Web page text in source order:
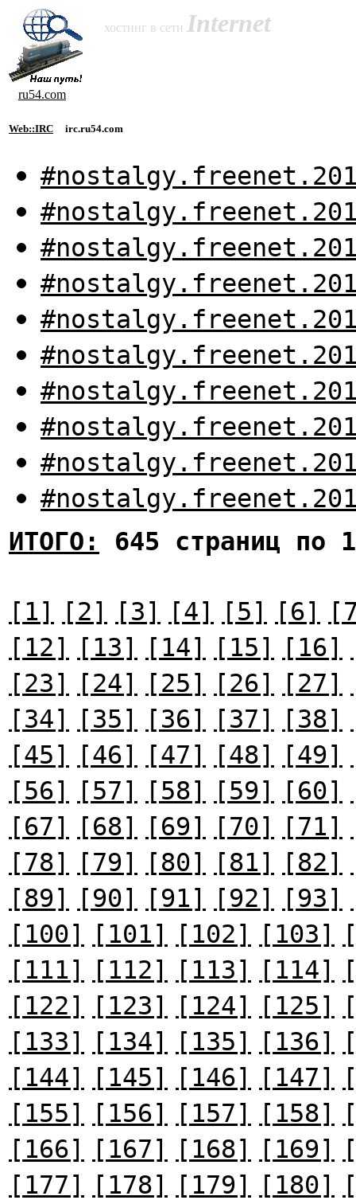
хостинг в сети Internet
ru54.com
Web::IRC irc.ru54.com
ИТОГО:
645 страниц по
[1] [2] [3] [4] [5] [6]
[12]
[13] [14] [15] [16]
[23]
[24] [25] [26] [27]
[34]
[35] [36] [37] [38]
[45]
[46] [47] [48] [49]
[56]
[57] [58] [59] [60]
[67]
[68] [69] [70] [71]
[78]
[79] [80] [81] [82]
[89]
[90] [91] [92] [93]
[100]
[101] [102] [103]
[111]
[112] [113] [114]
[122]
[123] [124] [125]
[133]
[134] [135] [136]
[144]
[145] [146] [147]
[155]
[156] [157] [158]
[166]
[167] [168] [169]
[177]
[178] [179] [180]